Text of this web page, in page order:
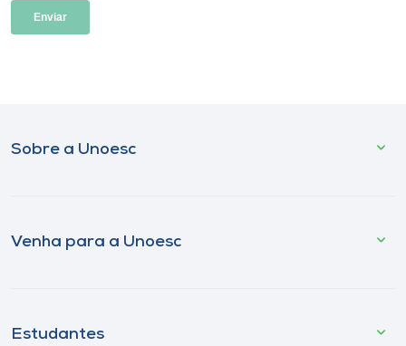
Sobre a Unoesc
Venha para a Unoesc
Estudantes